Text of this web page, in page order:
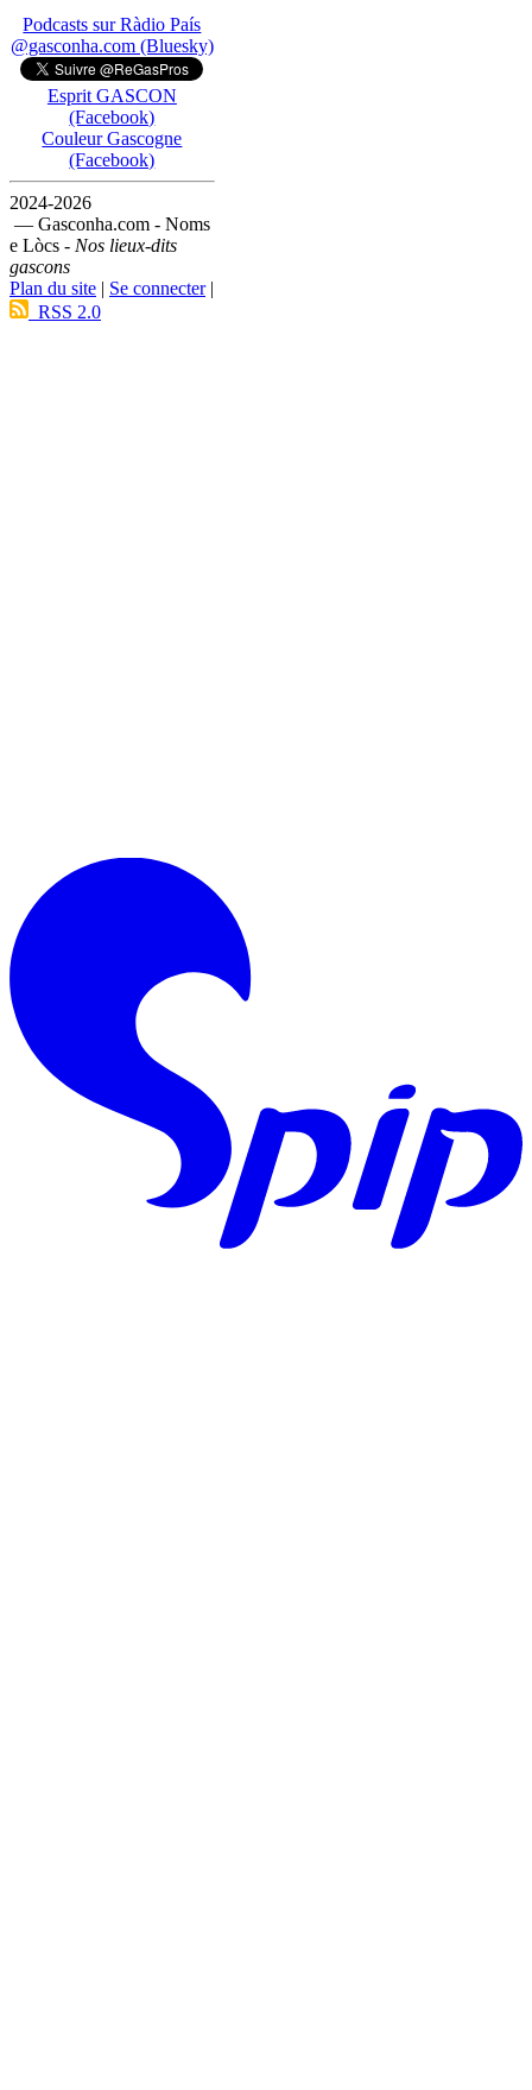
Podcasts sur Ràdio País
@gasconha.com (Bluesky)
Esprit GASCON
(Facebook)
Couleur Gascogne
(Facebook)
2024-2026
— Gasconha.com - Noms
e Lòcs - Nos lieux-dits
gascons
Plan du site | Se connecter|
RSS 2.0